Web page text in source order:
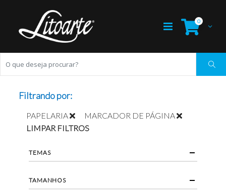
0
Filtrando por:
PAPELARIA
MARCADOR DE PÁGINA
LIMPAR FILTROS
TEMAS
TAMANHOS